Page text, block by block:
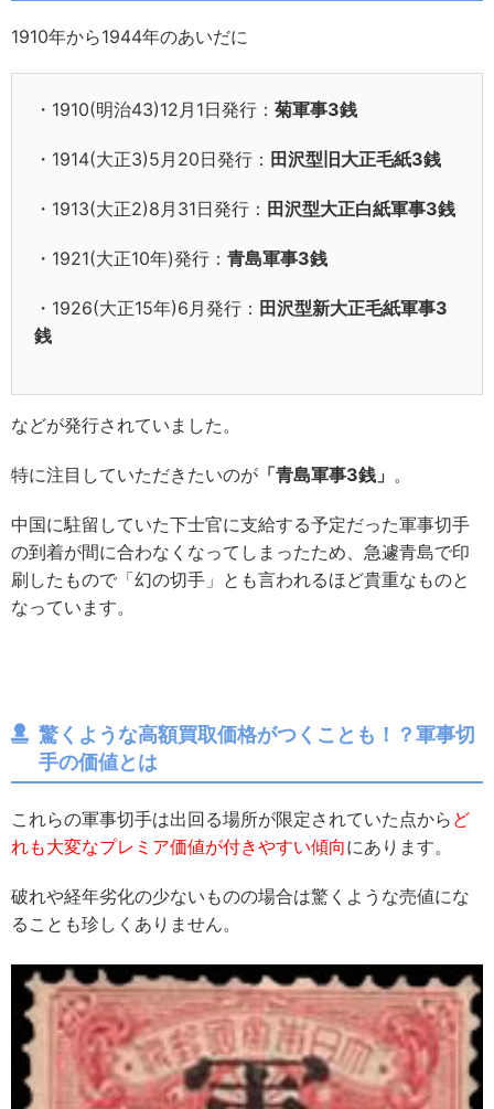
1910年から1944年のあいだに
・1910(明治43)12月1日発行： 菊軍事3銭
・1914(大正3)5月20日発行： 田沢型旧大正毛紙3銭
・1913(大正2)8月31日発行： 田沢型大正白紙軍事3銭
・1921(大正10年)発行： 青島軍事3銭
・1926(大正15年)6月発行： 田沢型新大正毛紙軍事3
銭
などが発行されていました。
特に注目していただきたいのが 「青島軍事3銭」 。
中国に駐留していた下士官に支給する予定だった軍事切手
の到着が間に合わなくなってしまったため、急遽青島で印
刷したもので「幻の切手」とも言われるほど貴重なものと
なっています。
驚くような高額買取価格がつくことも！？軍事切
手の価値とは
これらの軍事切手は出回る場所が限定されていた点から ど
れも大変なプレミア価値が付きやすい傾向にあります。
破れや経年劣化の少ないものの場合は驚くような売値にな
ることも珍しくありません。